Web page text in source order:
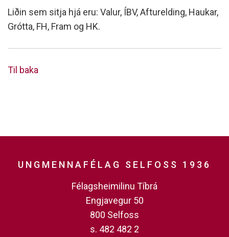
Liðin sem sitja hjá eru: Valur, ÍBV, Afturelding, Haukar,
Grótta, FH, Fram og HK.
Til baka
UNGMENNAFÉLAG SELFOSS 1936
Félagsheimilinu Tíbrá
Engjavegur 50
800 Selfoss
s. 482 482 2